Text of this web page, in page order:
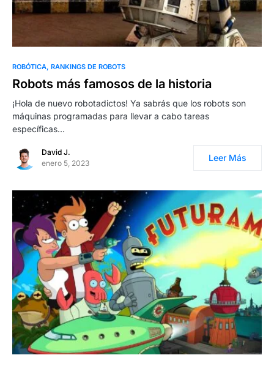
0
ROBÓTICA RANKINGS DE ROBOTS
Robots más famosos de la historia
¡Hola de nuevo robotadictos! Ya sabrás que los robots son
máquinas programadas para llevar a cabo tareas
específicas…
David J.
enero 5, 2023
Leer Más